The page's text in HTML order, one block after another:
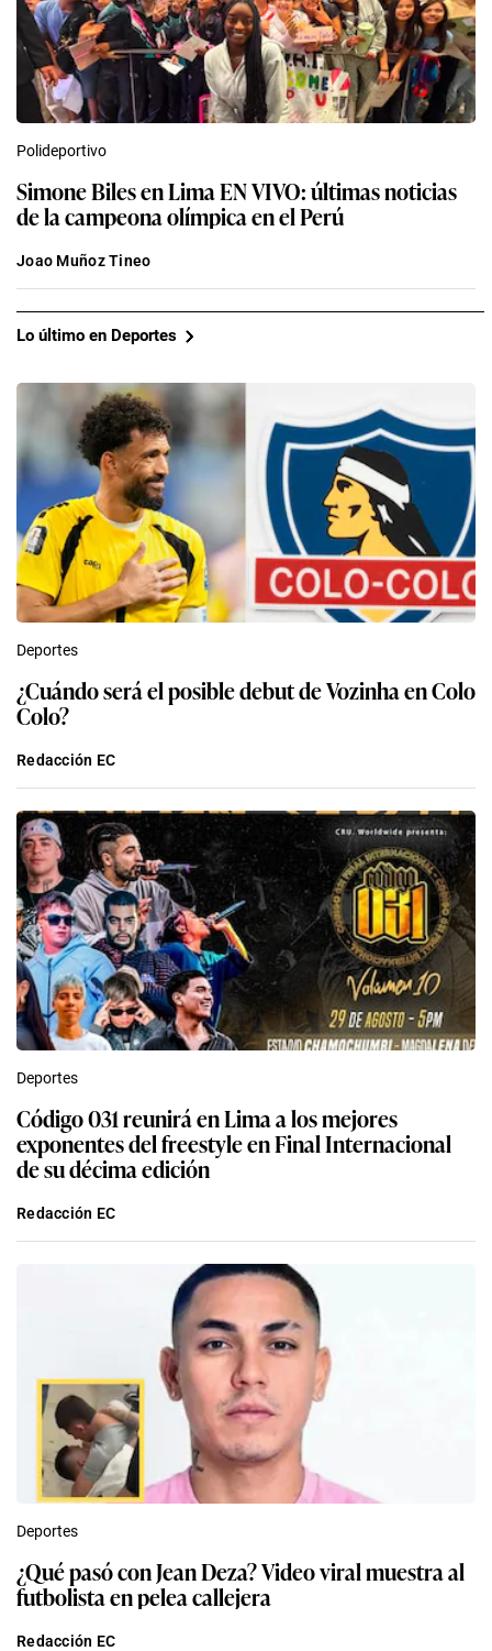
Polideportivo
Simone Biles en Lima EN VIVO: últimas noticias
de la campeona olímpica en el Perú
Joao Muñoz Tineo
Lo último en Deportes
Deportes
¿Cuándo será el posible debut de Vozinha en Colo
Colo?
Redacción EC
Deportes
Código 031 reunirá en Lima a los mejores
exponentes del freestyle en Final Internacional
de su décima edición
Redacción EC
Deportes
¿Qué pasó con Jean Deza? Video viral muestra al
futbolista en pelea callejera
Redacción EC